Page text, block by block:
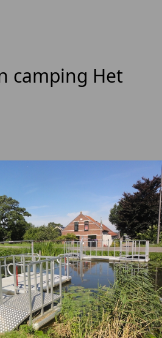
camping Het